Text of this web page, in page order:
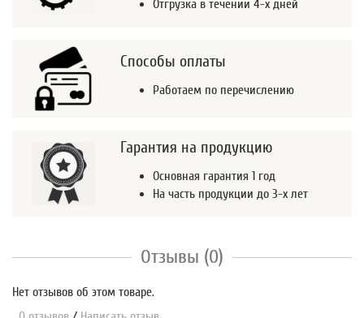
Отгрузка в течении 4-х дней
Способы оплаты
Работаем по перечислению
Гарантия на продукцию
Основная гарантия 1 год
На часть продукции до 3-х лет
Отзывы (0)
Нет отзывов об этом товаре.